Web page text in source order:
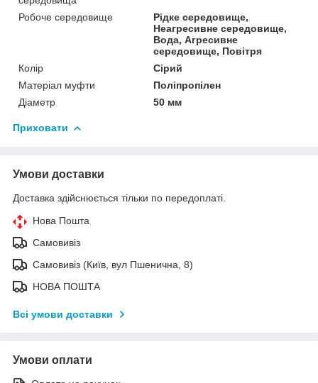
Робоче середовище
Рідке середовище,
Неагресивне середовище,
Вода, Агресивне
середовище, Повітря
Колір
Сірий
Матеріал муфти
Поліпропілен
Діаметр
50 мм
Приховати
Умови доставки
Доставка здійснюється тільки по передоплаті.
Нова Пошта
Самовивіз
Самовивіз (Київ, вул Пшенична, 8)
НОВА ПОШТА
Всі умови доставки
Умови оплати